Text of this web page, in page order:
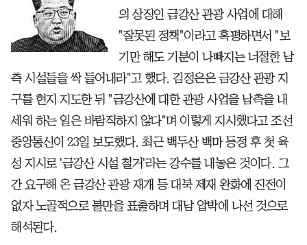
의 상징인 금강산 관광 사업에 대해
"잘못된 정책"이라고 혹평하면서 "보
기만 해도 기분이 나빠지는 너절한 남
측 시설들을 싹 들어내라"고 했다. 김정은은 금강산 관광 지
구를 현지 지도한 뒤 "금강산에 대한 관광 사업을 남측을 내
세워 하는 일은 바람직하지 않다"며 이렇게 지시했다고 조선
중앙통신이 23일 보도했다. 최근 백두산 백마 등정 후 첫 육
성 지시로 '금강산 시설 철거'라는 강수를 내놓은 것이다. 그
간 요구해 온 금강산 관광 재개 등 대북 제재 완화에 진전이
없자 노골적으로 불만을 표출하며 대남 압박에 나선 것으로
해석된다.